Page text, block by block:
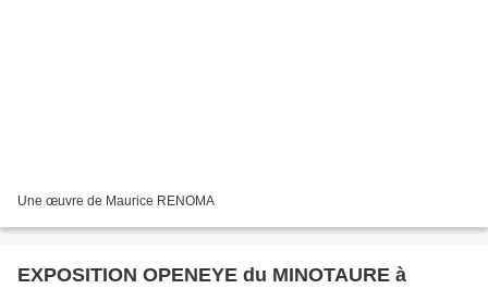
Une œuvre de Maurice RENOMA
EXPOSITION OPENEYE du MINOTAURE à